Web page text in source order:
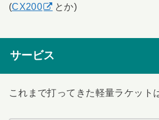
(CX200 とか)
サービス
これまで打ってきた軽量ラケット